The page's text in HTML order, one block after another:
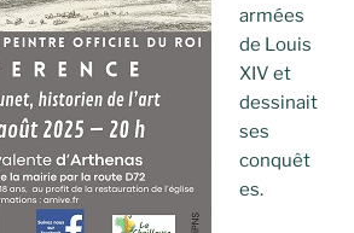
armées
de Louis
XIV et
dessinait
ses
conquêt
es.